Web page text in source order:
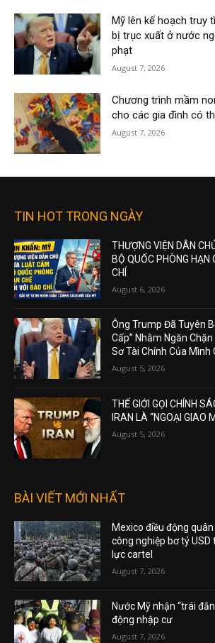
Mỹ lên kế hoạch truy
bị trục xuất ở nước
phạt
August 7, 2026
Chương trình mầm
cho các gia đình có
August 7, 2026
TIN HOT TRONG NGÀY
THƯỢNG VIỆN DÂN
BỘ QUỐC PHÒNG HẠN
CHÍ
August 6, 2026
Ông Trump Đã Tuyên
Cấp” Nhằm Ngăn
Sơ Tài Chính Của Mình
August 5, 2026
THẾ GIỚI GỌI CHÍNH
IRAN LÀ “NGOẠI GIAO
August 5, 2026
BÀI VIẾT MỚI NHẤT
Mexico điều động
công nghiệp bơ tỷ
lực cartel
August 7, 2026
Nước Mỹ nhận “trái
động nhập cư
August 7, 2026